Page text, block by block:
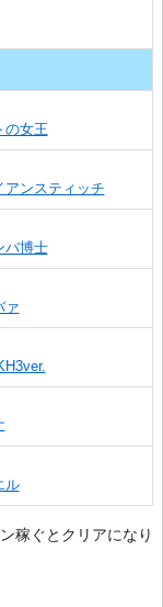
女王
ンスティッチ
博士
ァ
ル
稼ぐとクリアになり